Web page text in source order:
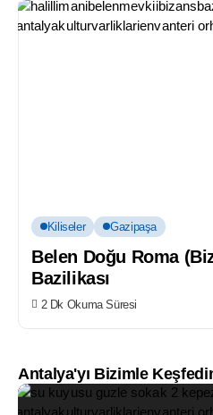
Kiliseler Gazipaşa
Belen Doğu Roma
Bazilikası
2 Dk Okuma Süresi
Antalya'yı Bizimle